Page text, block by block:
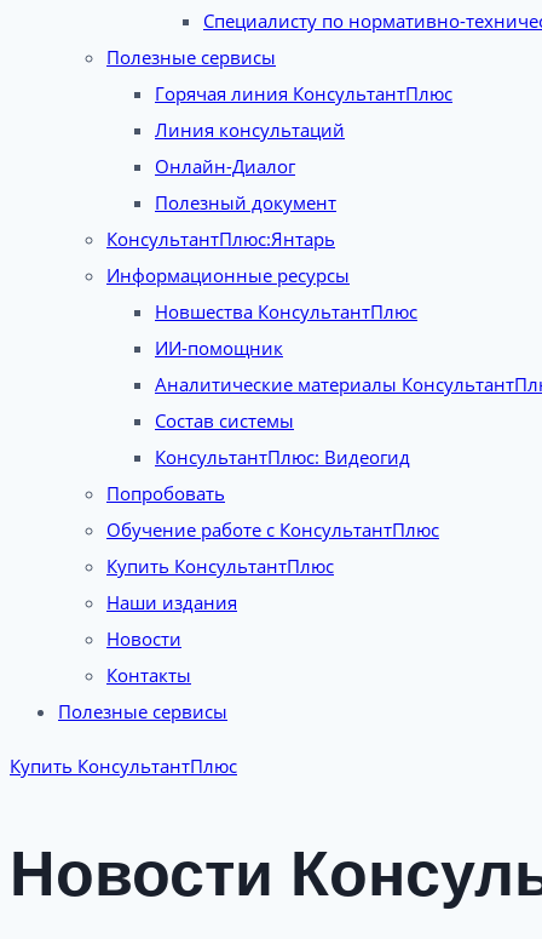
Специалисту по нормативно-
Полезные сервисы
Горячая линия КонсультантПлюс
Линия консультаций
Онлайн-Диалог
Полезный документ
КонсультантПлюс:Янтарь
Информационные ресурсы
Новшества КонсультантПлюс
ИИ-помощник
Аналитические материалы
Состав системы
КонсультантПлюс: Видеогид
Попробовать
Обучение работе с КонсультантПлюс
Купить КонсультантПлюс
Наши издания
Новости
Контакты
Полезные сервисы
Купить КонсультантПлюс
Новости